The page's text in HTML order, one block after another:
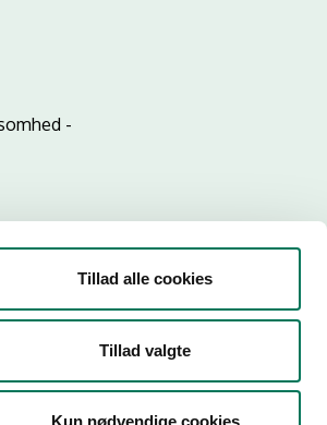
Tillad alle cookies
Tillad valgte
Kun nødvendige cookies
-